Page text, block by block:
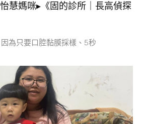
慧媽咪▸《固的診所｜長高偵探
為只要口腔黏膜採樣、5秒